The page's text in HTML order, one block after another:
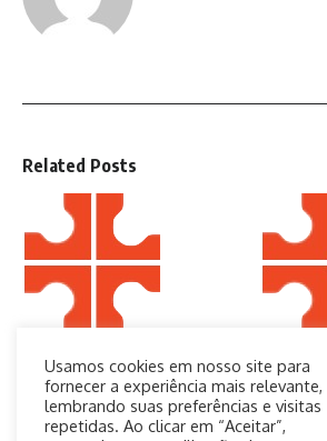
Related Posts
29 de março de 2026
feira da
19 de
Usamos cookies em nosso site para
fornecer a experiência mais relevante,
lembrando suas preferências e visitas
repetidas. Ao clicar em “Aceitar”,